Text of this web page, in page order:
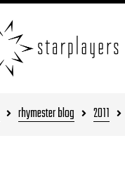
rhymester blog 2011